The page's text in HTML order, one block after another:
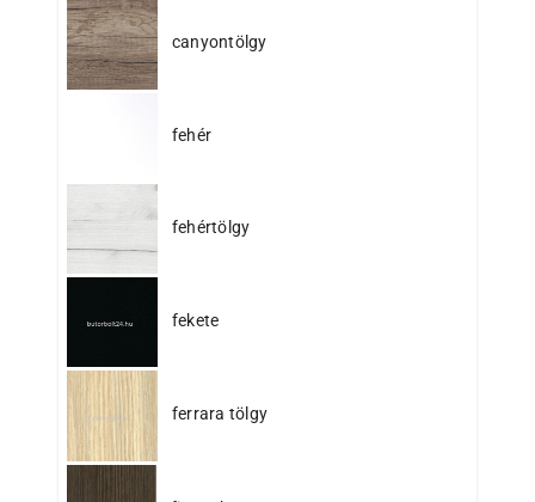
canyontölgy
fehér
fehértölgy
fekete
ferrara tölgy